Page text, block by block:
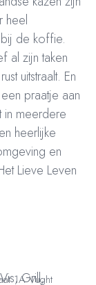
heel
de koffie.
al zijn taken
uitstraalt. En
praatje aan
in meerdere
heerlijke
en
Lieve Leven
Grill,
1A Vught